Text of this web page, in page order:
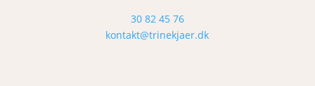
30 82 45 76
kontakt@trinekjaer.dk